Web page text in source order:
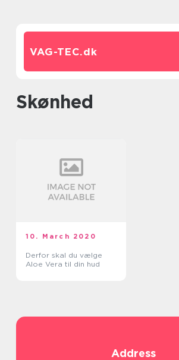
VAG-TEC.dk
skønhed
10. March 2020
Derfor skal du vælge
Aloe Vera til din hud
Address